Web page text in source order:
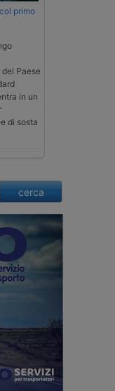
primo
Paese
in un
di sosta
cerca